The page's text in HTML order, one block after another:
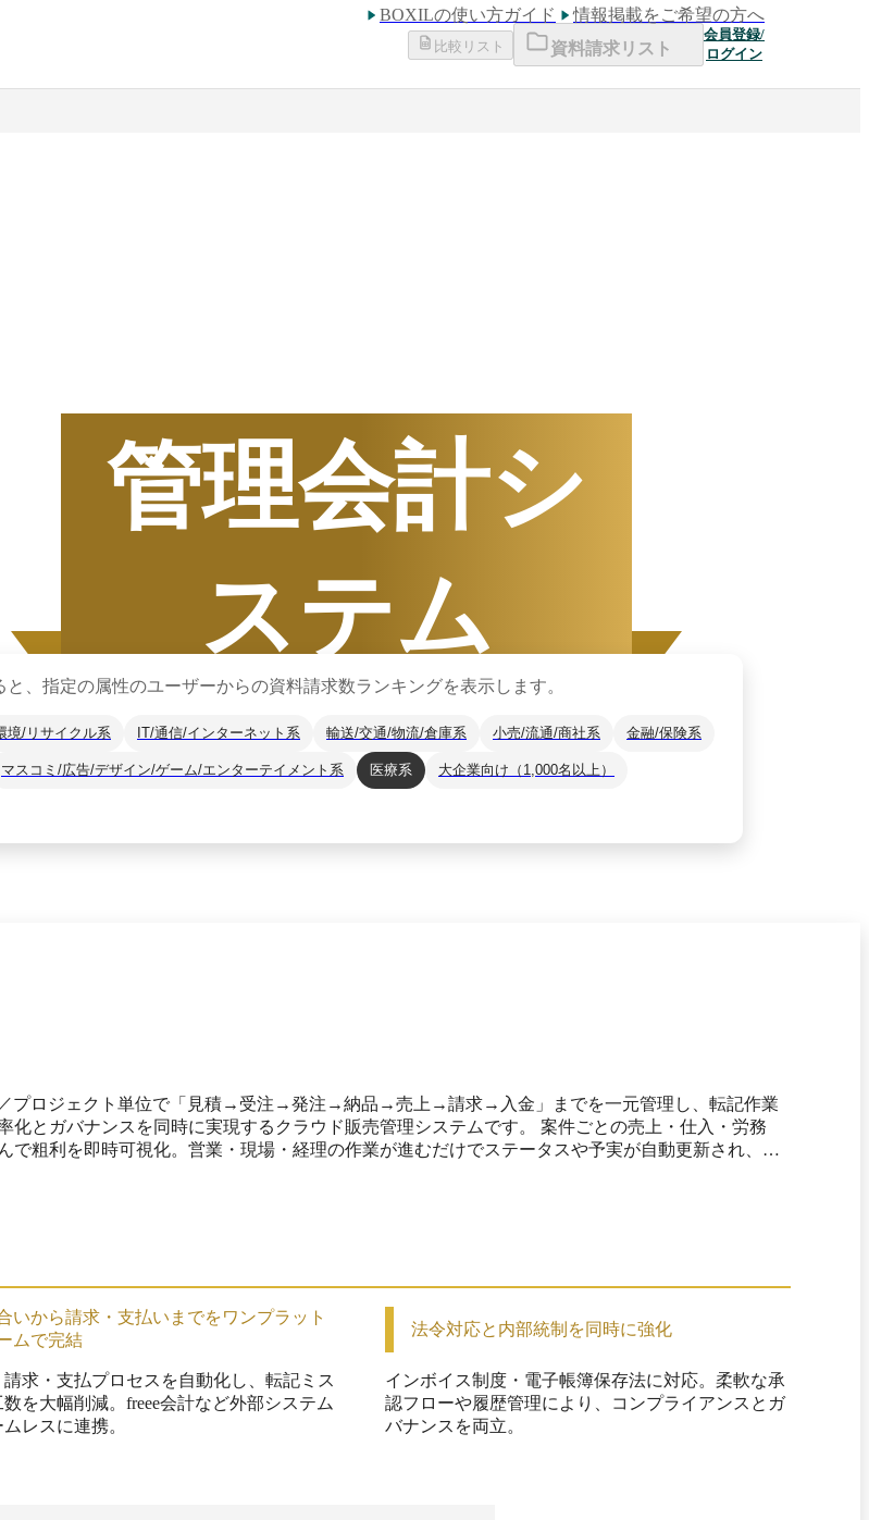
BOXILの使い方ガイド
情報掲載をご希望の方へ
比較リスト 資料請求リスト
会員登録/
ログイン
管理会計シ
ステム
2025年7月1日〜
2025年下半期（7月〜12月）にBOXILユーザーから資料請求されたサービスをもと
、指定の属性のユーザーからの資料請求数ランキングを表示します。
境/リサイクル系 IT/通信/インターネット系 輸送/交通/物流/倉庫系 小売/流通/商社系 金融/保険系
マスコミ/広告/デザイン/ゲーム/エンターテイメント系 医療系 大企業向け（1,000名以上）
／プロジェクト単位で「見積→受注→発注→納品→売上→請求→入金」までを一元管理し、転記作業
バナンスを同時に実現するクラウド販売管理システムです。 案件ごとの売上・仕入・労務
で粗利を即時可視化。営業・現場・経理の作業が進むだけでステータスや予実が自動更新され、リ
いから請求・支払いまでをワンプラット
ムで完結
請求・支払プロセスを自動化し、転記ミス
を大幅削減。freee会計など外部システム
レスに連携。
法令対応と内部統制を同時に強化
インボイス制度・電子帳簿保存法に対応。柔軟な承
認フローや履歴管理により、コンプライアンスとガ